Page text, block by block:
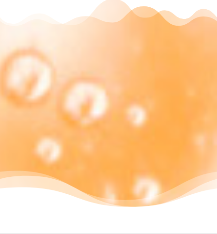
Entrega en 72h
Compra ahora y recibe tus productos
en menos de 72h.
Ofertas en salud y
belleza
Encuentra ahora las mejores ofertas en